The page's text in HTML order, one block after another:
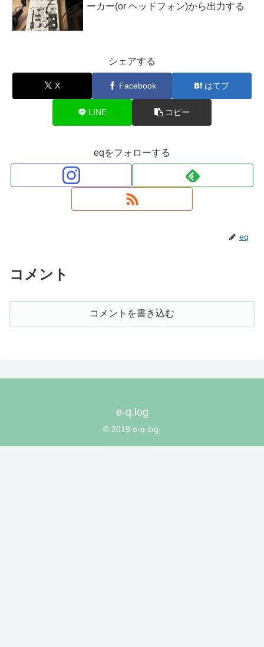
ーカー(or ヘッドフォン)から出力する
シェアする
X Facebook はてブ
LINE コピー
eqをフォローする
eq
コメント
コメントを書き込む
e-q.log
© 2019 e-q.log.